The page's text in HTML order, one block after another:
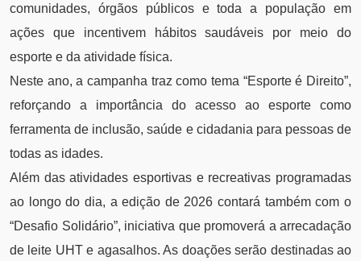
comunidades, órgãos públicos e toda a população em
ações que incentivem hábitos saudáveis por meio do
esporte e da atividade física.
Neste ano, a campanha traz como tema “Esporte é Direito”,
reforçando a importância do acesso ao esporte como
ferramenta de inclusão, saúde e cidadania para pessoas de
todas as idades.
Além das atividades esportivas e recreativas programadas
ao longo do dia, a edição de 2026 contará também com o
“Desafio Solidário”, iniciativa que promoverá a arrecadação
de leite UHT e agasalhos. As doações serão destinadas ao